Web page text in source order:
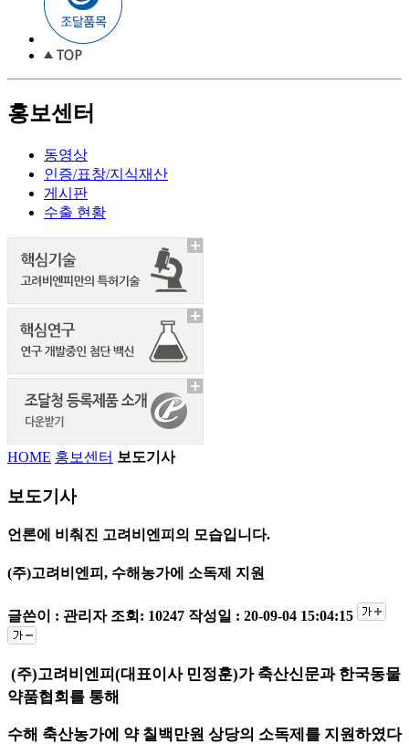
홍보센터
동영상
인증/표창/지식재산
게시판
수출 현황
HOME 홍보센터 보도기사
보도기사
언론에 비춰진 고려비엔피의 모습입니다.
(주)고려비엔피, 수해농가에 소독제 지원
글쓴이 : 관리자 조회: 10247 작성일 : 20-09-04 15:04:15
(주)고려비엔피(대표이사 민정훈)가 축산신문과 한국동물
약품협회를 통해
수해 축산농가에 약 칠백만원 상당의 소독제를 지원하였다